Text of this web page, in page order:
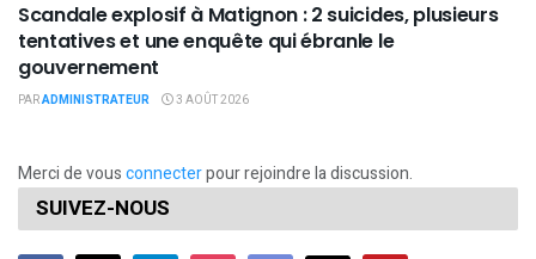
Scandale explosif à Matignon : 2 suicides, plusieurs
tentatives et une enquête qui ébranle le
gouvernement
PARADMINISTRATEUR 3 AOÛT 2026
Merci de vousconnecterpour rejoindre la discussion.
SUIVEZ-NOUS